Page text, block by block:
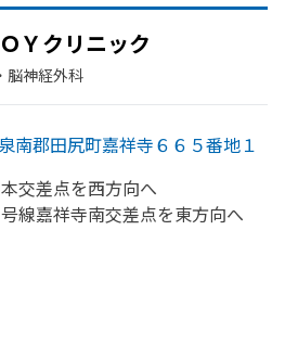
Ｙクリニック
脳神経外科
南郡田尻町嘉祥寺６６５番地１
交差点を西方向へ
線嘉祥寺南交差点を東方向へ